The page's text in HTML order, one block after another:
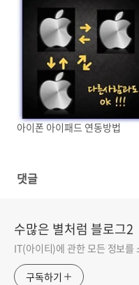
아이폰 아이패드 연동방법
댓글
수많은 별처럼 블로그2
IT(아이티)에 관한 모든 정보를
구독하기